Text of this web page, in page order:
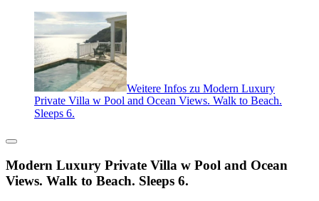
Weitere Infos zu Modern Luxury
Private Villa w Pool and Ocean Views. Walk to Beach.
Sleeps 6.
Modern Luxury Private Villa w Pool and Ocean
Views. Walk to Beach. Sleeps 6.